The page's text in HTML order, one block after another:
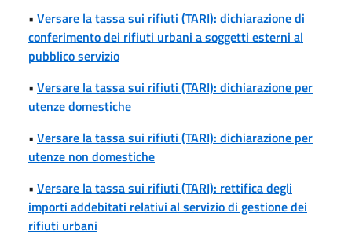
• Versare la tassa sui rifiuti (TARI): dichiarazione di
conferimento dei rifiuti urbani a soggetti esterni al
pubblico servizio
• Versare la tassa sui rifiuti (TARI): dichiarazione per
utenze domestiche
• Versare la tassa sui rifiuti (TARI): dichiarazione per
utenze non domestiche
• Versare la tassa sui rifiuti (TARI): rettifica degli
importi addebitati relativi al servizio di gestione dei
rifiuti urbani